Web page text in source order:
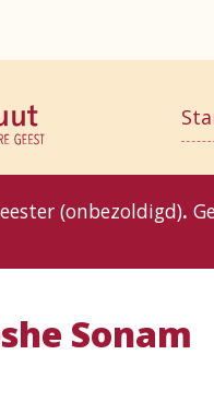
(onbezoldigd).
Sonam